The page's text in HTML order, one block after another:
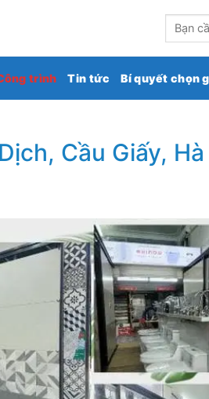
Tìm
kiếm:
trình Tin tức Bí quyết chọn
Cầu Giấy,